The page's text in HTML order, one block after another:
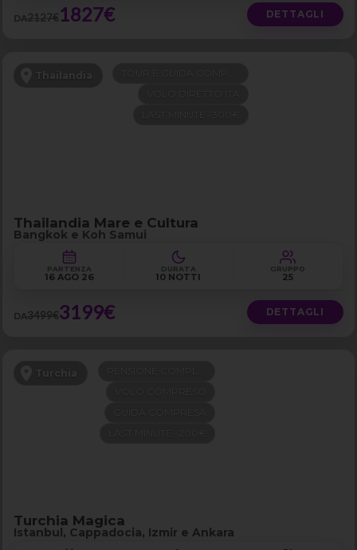
DA2127€1827€ DETTAGLI
Thailandia
Thailandia Mare e Cultura
Bangkok e Koh Samui
PARTENZA
16 AGO 26
DURATA
10 NOTTI
GRUPPO
25
DA3499€3199€ DETTAGLI
Turchia
Turchia Magica
Istanbul, Cappadocia, Izmir e Ankara